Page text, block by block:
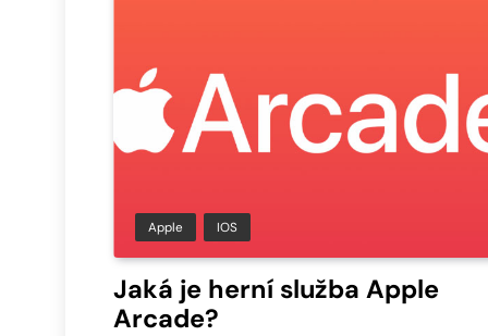
Apple IOS
Jaká je herní služba Apple
Arcade?